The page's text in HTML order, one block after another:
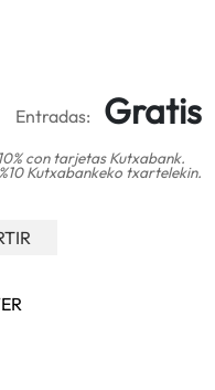
Entradas: Gratis
con tarjetas Kutxabank.
Kutxabankeko txartelekin.